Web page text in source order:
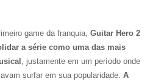
game da franquia, Guitar Hero 2
a série como uma das mais
, justamente em um período onde
surfar em sua popularidade. A